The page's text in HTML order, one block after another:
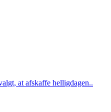
at afskaffe helligdagen..